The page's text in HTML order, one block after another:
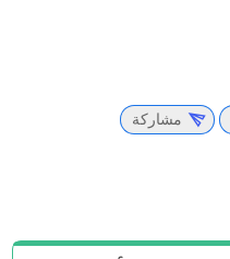
مشاركة